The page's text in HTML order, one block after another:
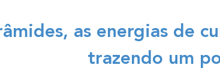
as energias de
trazendo um